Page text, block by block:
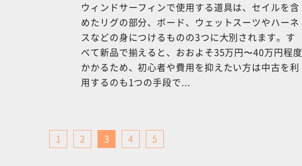
ウィンドサーフィンで使用する道具は、セイルを含
めたリグの部分、ボード、ウェットスーツやハーネ
スなどの身につけるものの3つに大別されます。す
べて新品で揃えると、おおよそ35万円〜40万円程度
かかるため、初心者や費用を抑えたい方は中古を利
用するのも1つの手段で...
1 2 3 4 5